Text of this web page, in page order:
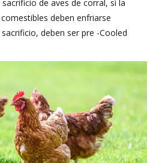
de aves de corral, si la
deben enfriarse
deben ser pre -Cooled